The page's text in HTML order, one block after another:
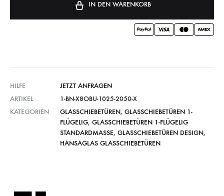
IN DEN WARENKORB
HILFE
JETZT ANFRAGEN
ARTIKEL
1-BN-X8OBU-1025-2050-X
KATEGORIEN
GLASSCHIEBETÜREN, GLASSCHIEBETÜREN 1-
FLÜGELIG, GLASSCHIEBETÜREN 1-FLÜGELIG
STANDARDMASSE , GLASSCHIEBETÜREN DESIGN,
HANSAGLAS GLASSCHIEBETÜREN